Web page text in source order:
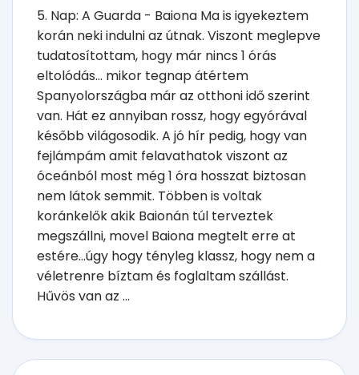
5. Nap: A Guarda - Baiona Ma is igyekeztem
korán neki indulni az útnak. Viszont meglepve
tudatosítottam, hogy már nincs 1 órás
eltolódás... mikor tegnap átértem
Spanyolországba már az otthoni idő szerint
van. Hát ez annyiban rossz, hogy egyórával
később világosodik. A jó hír pedig, hogy van
fejlámpám amit felavathatok viszont az
óceánból most még 1 óra hosszat biztosan
nem látok semmit. Többen is voltak
koránkelők akik Baionán túl terveztek
megszállni, movel Baiona megtelt erre at
estére...úgy hogy tényleg klassz, hogy nem a
véletrenre bíztam és foglaltam szállást.
Hűvös van az ...